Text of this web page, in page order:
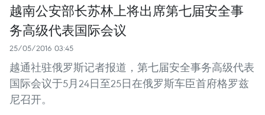
越南公安部长苏林上将出席第七届安全事
务高级代表国际会议
25/05/2016 03:45
越通社驻俄罗斯记者报道，第七届安全事务高级代表
国际会议于5月24日至25日在俄罗斯车臣首府格罗兹
尼召开。